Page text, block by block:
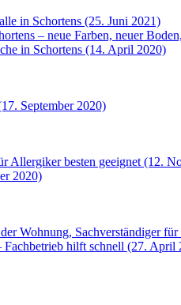
in Schortens (25. Juni 2021)
– neue Farben, neuer
in Schortens (14. April 2020)
September 2020)
Allergiker besten geeignet (12.
2020)
Wohnung, Sachverständiger
Fachbetrieb hilft schnell (27. April